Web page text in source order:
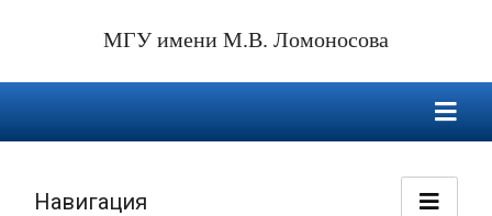
МГУ имени М.В. Ломоносова
Навигация